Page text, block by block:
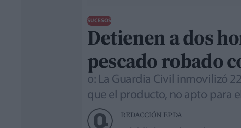
SUCESOS
Detienen a dos
pescado robado
o: La Guardia Civil inmovilizó
que el producto, no apto para
REDACCIÓN EPDA